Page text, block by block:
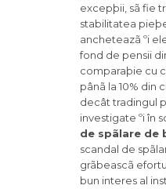
excepþii, sã fie
stabilitatea
ancheteazã ºi
fond de pensii
comparaþie cu
pânã la 10% din
decât tradingul
investigate ºi în
de spãlare de
scandal de
grãbeascã
bun interes al